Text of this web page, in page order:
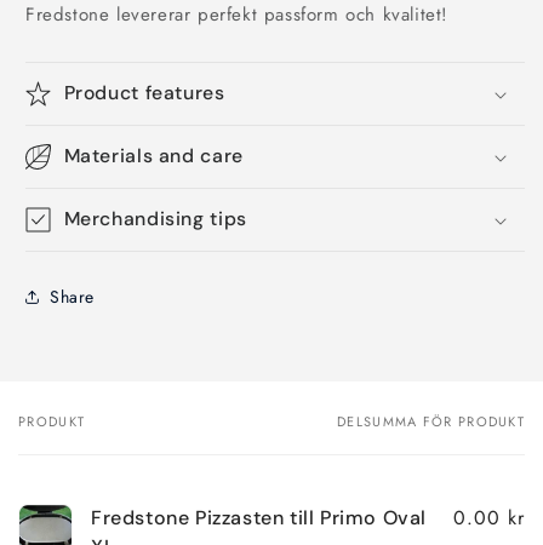
Fredstone levererar perfekt passform och kvalitet!
Product features
Materials and care
Merchandising tips
Share
Din
PRODUKT DELSUMMA FÖR PRODUKT
Fredstone Pizzasten till Primo Oval
0.00 kr